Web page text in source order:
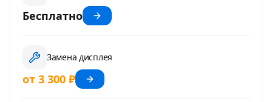
Бесплатно
Замена дисплея
от 3 300 ₽